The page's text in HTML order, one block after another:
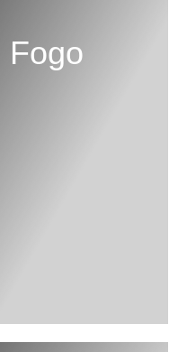
Fogo